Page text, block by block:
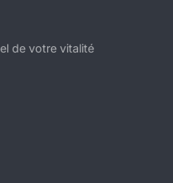
de votre vitalité